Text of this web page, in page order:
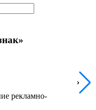
рекламно-